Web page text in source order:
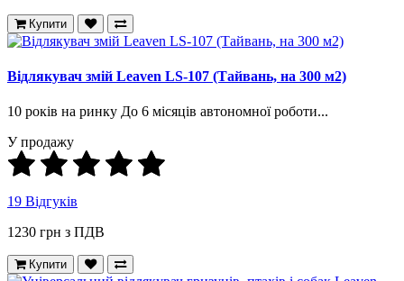
Купити
Відлякувач змій Leaven LS-107 (Тайвань, на 300 м2)
10 років на ринку До 6 місяців автономної роботи...
У продажу
19 Відгуків
1230 грн з ПДВ
Купити